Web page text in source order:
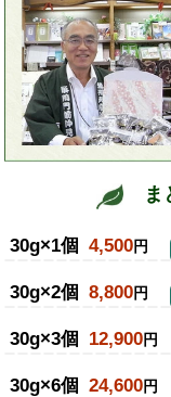
ま
30g×1個 4,500円
30g×2個 8,800円
30g×3個 12,900円
30g×6個 24,600円